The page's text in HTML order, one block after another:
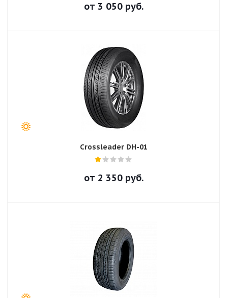
от 3 050руб.
Crossleader DH-01
от 2 350руб.